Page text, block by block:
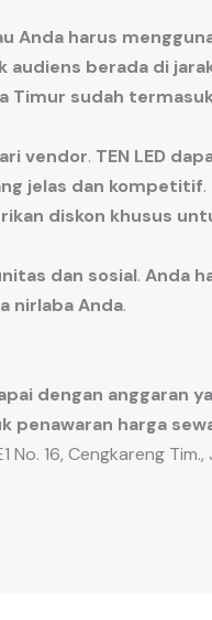
Anda harus
audiens berada di
Timur sudah
vendor. TEN LED
jelas dan kompetitif.
diskon khusus
dan sosial. Anda
nirlaba Anda.
dengan anggaran
penawaran harga
No. 16, Cengkareng